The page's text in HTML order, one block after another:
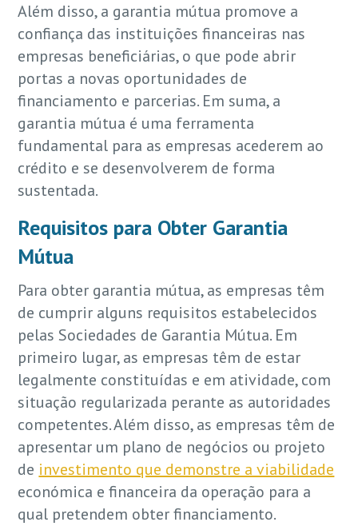
Além disso, a garantia mútua promove a
confiança das instituições financeiras nas
empresas beneficiárias, o que pode abrir
portas a novas oportunidades de
financiamento e parcerias. Em suma, a
garantia mútua é uma ferramenta
fundamental para as empresas acederem ao
crédito e se desenvolverem de forma
sustentada.
Requisitos para Obter Garantia
Mútua
Para obter garantia mútua, as empresas têm
de cumprir alguns requisitos estabelecidos
pelas Sociedades de Garantia Mútua. Em
primeiro lugar, as empresas têm de estar
legalmente constituídas e em atividade, com
situação regularizada perante as autoridades
competentes. Além disso, as empresas têm de
apresentar um plano de negócios ou projeto
de investimento que demonstre a viabilidade
económica e financeira da operação para a
qual pretendem obter financiamento.